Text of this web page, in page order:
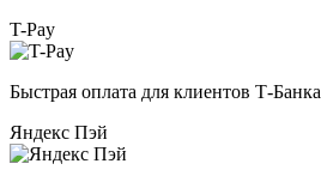
T-Pay
Быстрая оплата для клиентов Т-Банка
Яндекс Пэй